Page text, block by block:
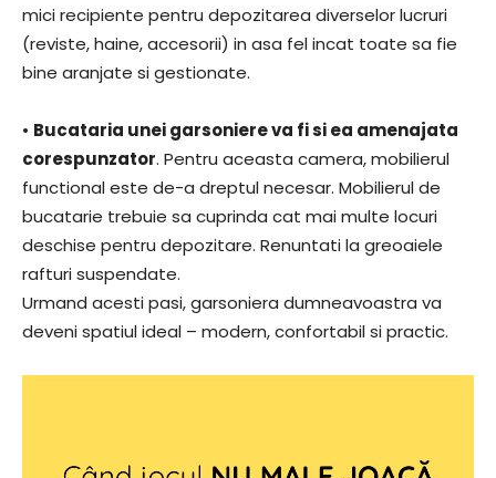
mici recipiente pentru depozitarea diverselor lucruri
(reviste, haine, accesorii) in asa fel incat toate sa fie
bine aranjate si gestionate.
• Bucataria unei garsoniere va fi si ea amenajata
corespunzator. Pentru aceasta camera, mobilierul
functional este de-a dreptul necesar. Mobilierul de
bucatarie trebuie sa cuprinda cat mai multe locuri
deschise pentru depozitare. Renuntati la greoaiele
rafturi suspendate.
Urmand acesti pasi, garsoniera dumneavoastra va
deveni spatiul ideal – modern, confortabil si practic.